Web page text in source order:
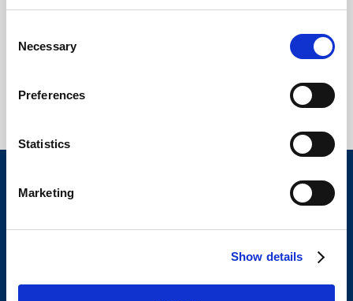
Selection
Necessary
Preferences
Statistics
Marketing
Show details
de
noutati din tehnologie, promotii, invitatii la webinarii,
Sunt de acord
Trimite
Prelucrarea datelor personale